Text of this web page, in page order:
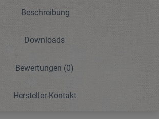
Beschreibung
Downloads
Bewertungen (0)
Hersteller-Kontakt